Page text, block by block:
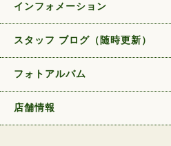
インフォメーション
スタッフ ブログ（随時更新）
フォトアルバム
店舗情報